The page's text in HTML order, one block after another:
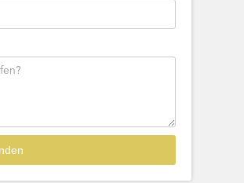
Bestseller
Sofort lieferbar
39,99